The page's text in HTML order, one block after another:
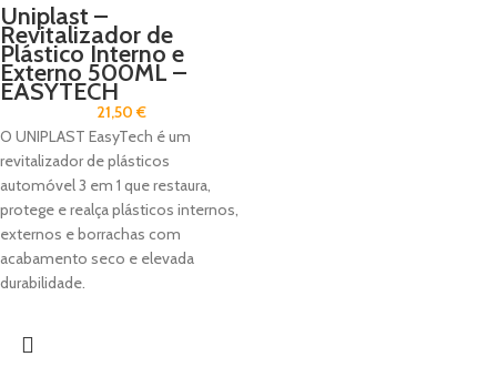
Uniplast –
Revitalizador de
Plástico Interno e
Externo 500ML –
EASYTECH
21,50€
O UNIPLAST EasyTech é um
revitalizador de plásticos
automóvel 3 em 1 que restaura,
protege e realça plásticos internos,
externos e borrachas com
acabamento seco e elevada
durabilidade.